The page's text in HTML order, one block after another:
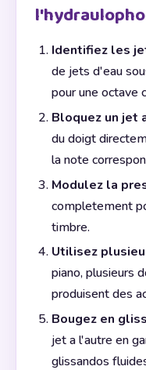
Identifiez les
de jets d'eau
pour une octave
Bloquez un jet
du doigt
la note
Modulez la
completement
timbre.
Utilisez
piano, plusieurs
produisent des
Bougez en
jet a l'autre en
glissandos